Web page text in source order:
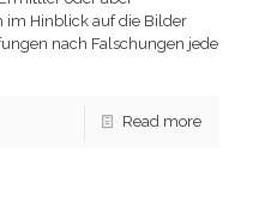
im Hinblick auf die Bilder
nach Falschungen jede
Read more